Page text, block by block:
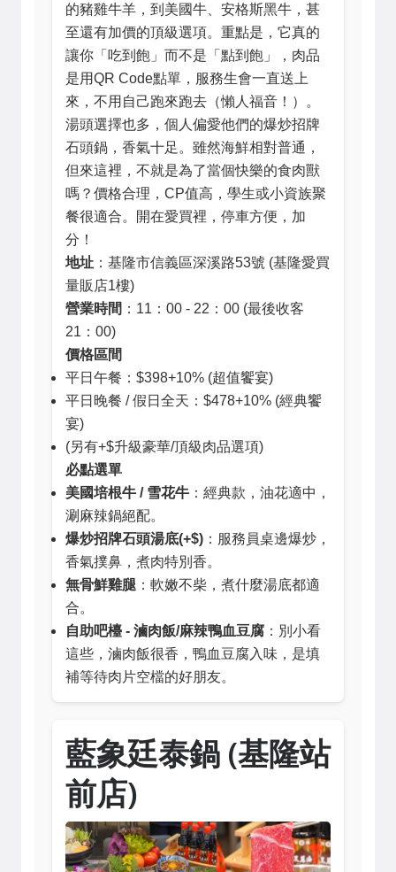
的豬雞牛羊，到美國牛、安格斯黑牛，甚
至還有加價的頂級選項。重點是，它真的
讓你「吃到飽」而不是「點到飽」，肉品
是用QR Code點單，服務生會一直送上
來，不用自己跑來跑去（懶人福音！）。
湯頭選擇也多，個人偏愛他們的爆炒招牌
石頭鍋，香氣十足。雖然海鮮相對普通，
但來這裡，不就是為了當個快樂的食肉獸
嗎？價格合理，CP值高，學生或小資族聚
餐很適合。開在愛買裡，停車方便，加
分！
地址 ：基隆市信義區深溪路53號 (基隆愛買
量販店1樓)
營業時間 ：11：00 - 22：00 (最後收客
21：00)
價格區間
平日午餐：$398+10% (超值饗宴)
平日晚餐 / 假日全天：$478+10% (經典饗
宴)
(另有+$升級豪華/頂級肉品選項)
必點選單
美國培根牛 / 雪花牛 ：經典款，油花適中，
涮麻辣鍋絕配。
爆炒招牌石頭湯底(+$) ：服務員桌邊爆炒，
香氣撲鼻，煮肉特別香。
無骨鮮雞腿 ：軟嫩不柴，煮什麼湯底都適
合。
自助吧檯 - 滷肉飯/麻辣鴨血豆腐 ：別小看
這些，滷肉飯很香，鴨血豆腐入味，是填
補等待肉片空檔的好朋友。
藍象廷泰鍋 (基隆站
前店)